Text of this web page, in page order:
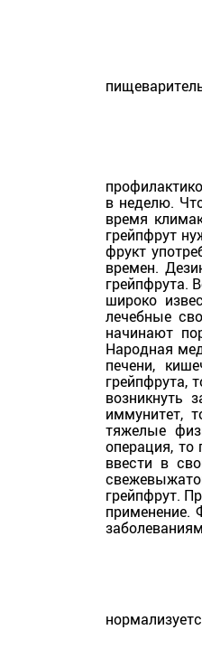
в неделю.
время
грейпфрут
фрукт
времен.
грейпфрута.
широко
лечебные
начинают
Народная
печени,
грейпфрута,
возникнуть
иммунитет,
тяжелые
операция,
ввести в
грейпфрут.
применение.